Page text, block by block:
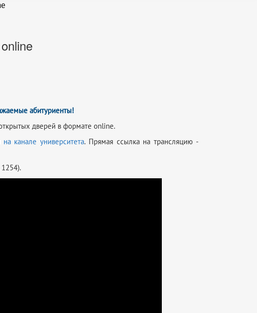
абитуриенты!
дверей в формате online.
на канале университета. Прямая ссылка на трансляцию -